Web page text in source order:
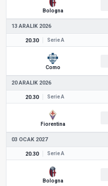
Bologna
13 ARALIK 2026
20.30 Serie A
Como
20 ARALIK 2026
20.30 Serie A
Fiorentina
03 OCAK 2027
20.30 Serie A
Bologna